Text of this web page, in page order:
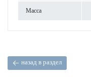
Масса
назад в раздел